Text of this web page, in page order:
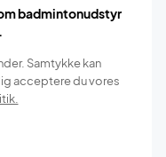
badmintonudstyr
Samtykke kan
acceptere du vores